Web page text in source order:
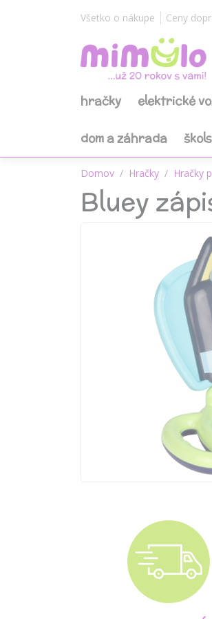
Všetko o nákupe Ceny
hračky elektrické
dom a záhrada
Domov Hračky Hračky
Bluey